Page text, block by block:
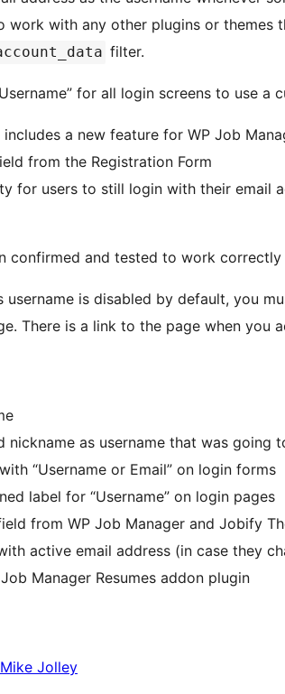
work with any other plugins or themes
filter.
for all login screens to use a
a new feature for WP Job
from the Registration Form
for users to still login with their email
confirmed and tested to work
username is disabled by default, you
There is a link to the page when you
nickname as username that was going
“Username or Email” on login forms
label for “Username” on login pages
from WP Job Manager and Jobify
active email address (in case they
Manager Resumes addon plugin
Jolley